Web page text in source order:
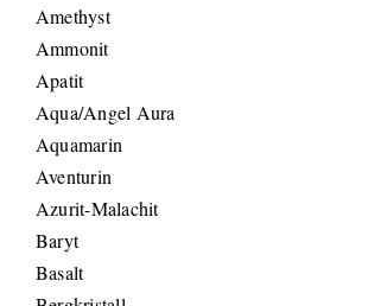
Amethyst
Ammonit
Apatit
Aqua/Angel Aura
Aquamarin
Aventurin
Azurit-Malachit
Baryt
Basalt